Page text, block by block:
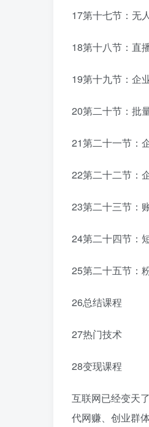
17第十七节：无
18第十八节：直
19第十九节：企
20第二十节：批
21第二十一节：
22第二十二节：
23第二十三节：
24第二十四节：
25第二十五节：
26总结课程
27热门技术
28变现课程
互联网已经变天
代网赚、创业群